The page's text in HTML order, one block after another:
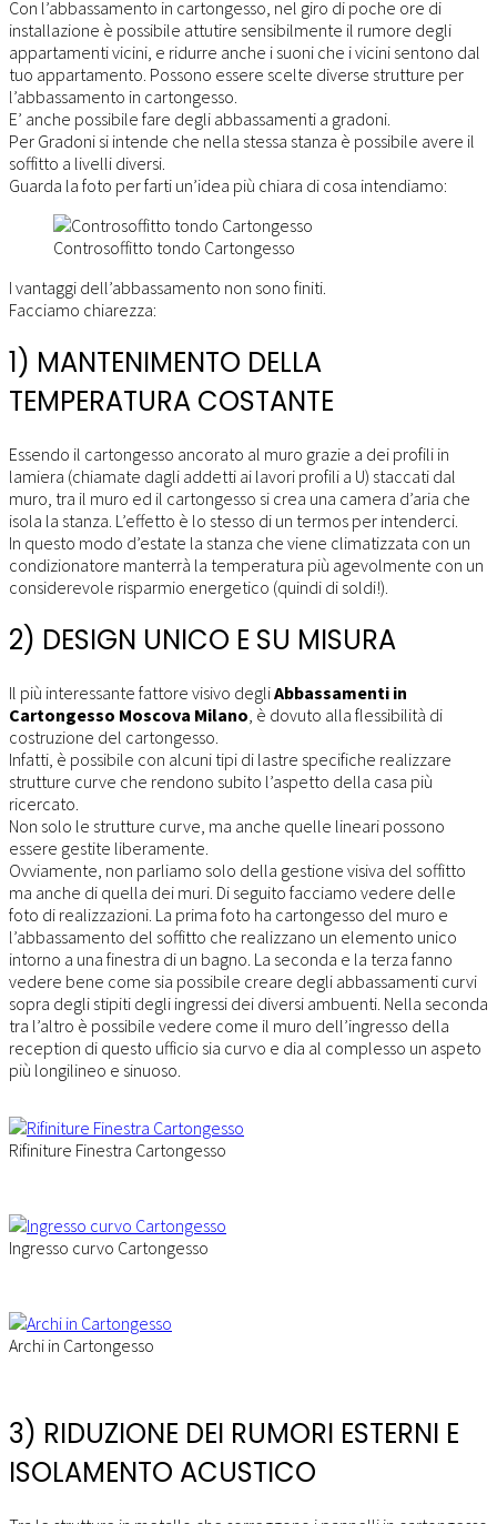
Con l’abbassamento in cartongesso, nel giro di poche ore di
installazione è possibile attutire sensibilmente il rumore degli
appartamenti vicini, e ridurre anche i suoni che i vicini sentono dal
tuo appartamento. Possono essere scelte diverse strutture per
l’abbassamento in cartongesso.
E’ anche possibile fare degli abbassamenti a gradoni.
Per Gradoni si intende che nella stessa stanza è possibile avere il
soffitto a livelli diversi.
Guarda la foto per farti un’idea più chiara di cosa intendiamo:
Controsoffitto tondo Cartongesso
I vantaggi dell’abbassamento non sono finiti.
Facciamo chiarezza:
1) MANTENIMENTO DELLA
TEMPERATURA COSTANTE
Essendo il cartongesso ancorato al muro grazie a dei profili in
lamiera (chiamate dagli addetti ai lavori profili a U) staccati dal
muro, tra il muro ed il cartongesso si crea una camera d’aria che
isola la stanza. L’effetto è lo stesso di un termos per intenderci.
In questo modo d’estate la stanza che viene climatizzata con un
condizionatore manterrà la temperatura più agevolmente con un
considerevole risparmio energetico (quindi di soldi!).
2) DESIGN UNICO E SU MISURA
Il più interessante fattore visivo degliAbbassamenti in
Cartongesso Moscova Milano , è dovuto alla flessibilità di
costruzione del cartongesso.
Infatti, è possibile con alcuni tipi di lastre specifiche realizzare
strutture curve che rendono subito l’aspetto della casa più
ricercato.
Non solo le strutture curve, ma anche quelle lineari possono
essere gestite liberamente.
Ovviamente, non parliamo solo della gestione visiva del soffitto
ma anche di quella dei muri. Di seguito facciamo vedere delle
foto di realizzazioni. La prima foto ha cartongesso del muro e
l’abbassamento del soffitto che realizzano un elemento unico
intorno a una finestra di un bagno. La seconda e la terza fanno
vedere bene come sia possibile creare degli abbassamenti curvi
sopra degli stipiti degli ingressi dei diversi ambuenti. Nella seconda
tra l’altro è possibile vedere come il muro dell’ingresso della
reception di questo ufficio sia curvo e dia al complesso un aspeto
più longilineo e sinuoso.
Rifiniture Finestra Cartongesso
Ingresso curvo Cartongesso
Archi in Cartongesso
3) RIDUZIONE DEI RUMORI ESTERNI E
ISOLAMENTO ACUSTICO